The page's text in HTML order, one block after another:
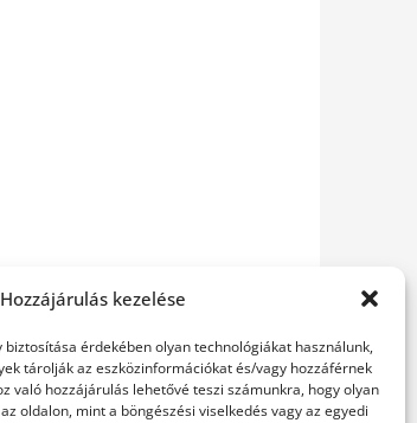
Hozzájárulás kezelése
érdekében olyan technológiákat használunk,
tárolják az eszközinformációkat és/vagy hozzáférnek
való hozzájárulás lehetővé teszi számunkra, hogy olyan
oldalon, mint a böngészési viselkedés vagy az egyedi